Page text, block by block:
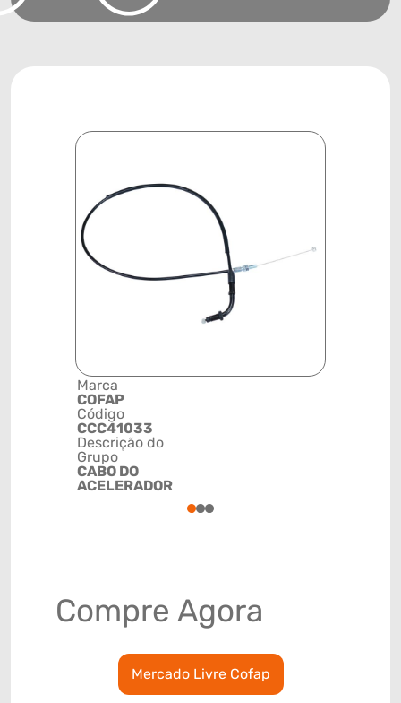
Marca
COFAP
Código
CCC41033
Descrição do
Grupo
CABO DO
ACELERADOR
123
Compre Agora
Mercado Livre Cofap